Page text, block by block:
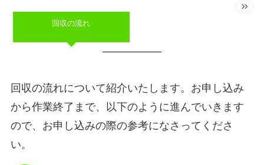
回収の流れ
回収の流れについて紹介いたします。お申し込み
から作業終了まで、以下のように進んでいきます
ので、お申し込みの際の参考になさってくださ
い。